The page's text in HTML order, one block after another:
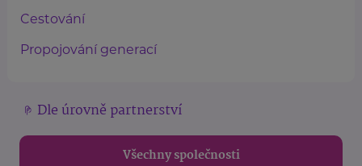
Cestování
Propojování generací
Dle úrovně partnerství
Všechny společnosti